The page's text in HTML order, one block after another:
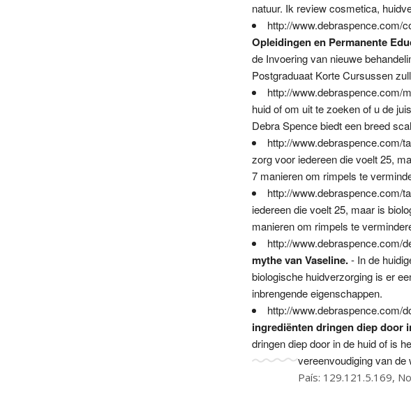
natuur. Ik review cosmetica,
http://www.debraspence.com/
Opleidingen en Permanente
de Invoering van nieuwe
Postgraduaat Korte Cursussen
http://www.debraspence.com/
huid of om uit te zoeken of u de
Debra Spence biedt een breed
http://www.debraspence.com/
zorg voor iedereen die voelt 25,
7 manieren om rimpels te
http://www.debraspence.com/
iedereen die voelt 25, maar is
manieren om rimpels te
http://www.debraspence.com/
mythe van Vaseline.- In de
biologische huidverzorging is er
inbrengende eigenschappen.
http://www.debraspence.com/
ingrediënten dringen diep door
dringen diep door in de huid of is
vereenvoudiging van de
País: 129.121.5.169,